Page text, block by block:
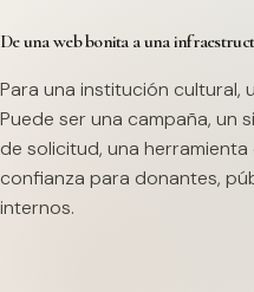
De una web bonita a una
Para una institución cultural,
Puede ser una campaña, un
de solicitud, una
confianza para donantes,
internos.